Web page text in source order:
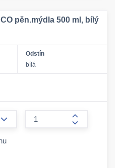
pěn.mýdla 500 ml, bílý
Odstín
bílá
form.increase-